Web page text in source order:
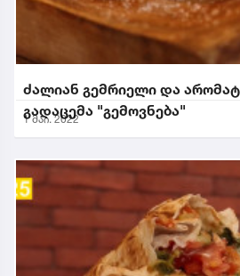
ძალიან გემრიელი და
გადაცემა "გემოვნება"
1 მაი. 2022